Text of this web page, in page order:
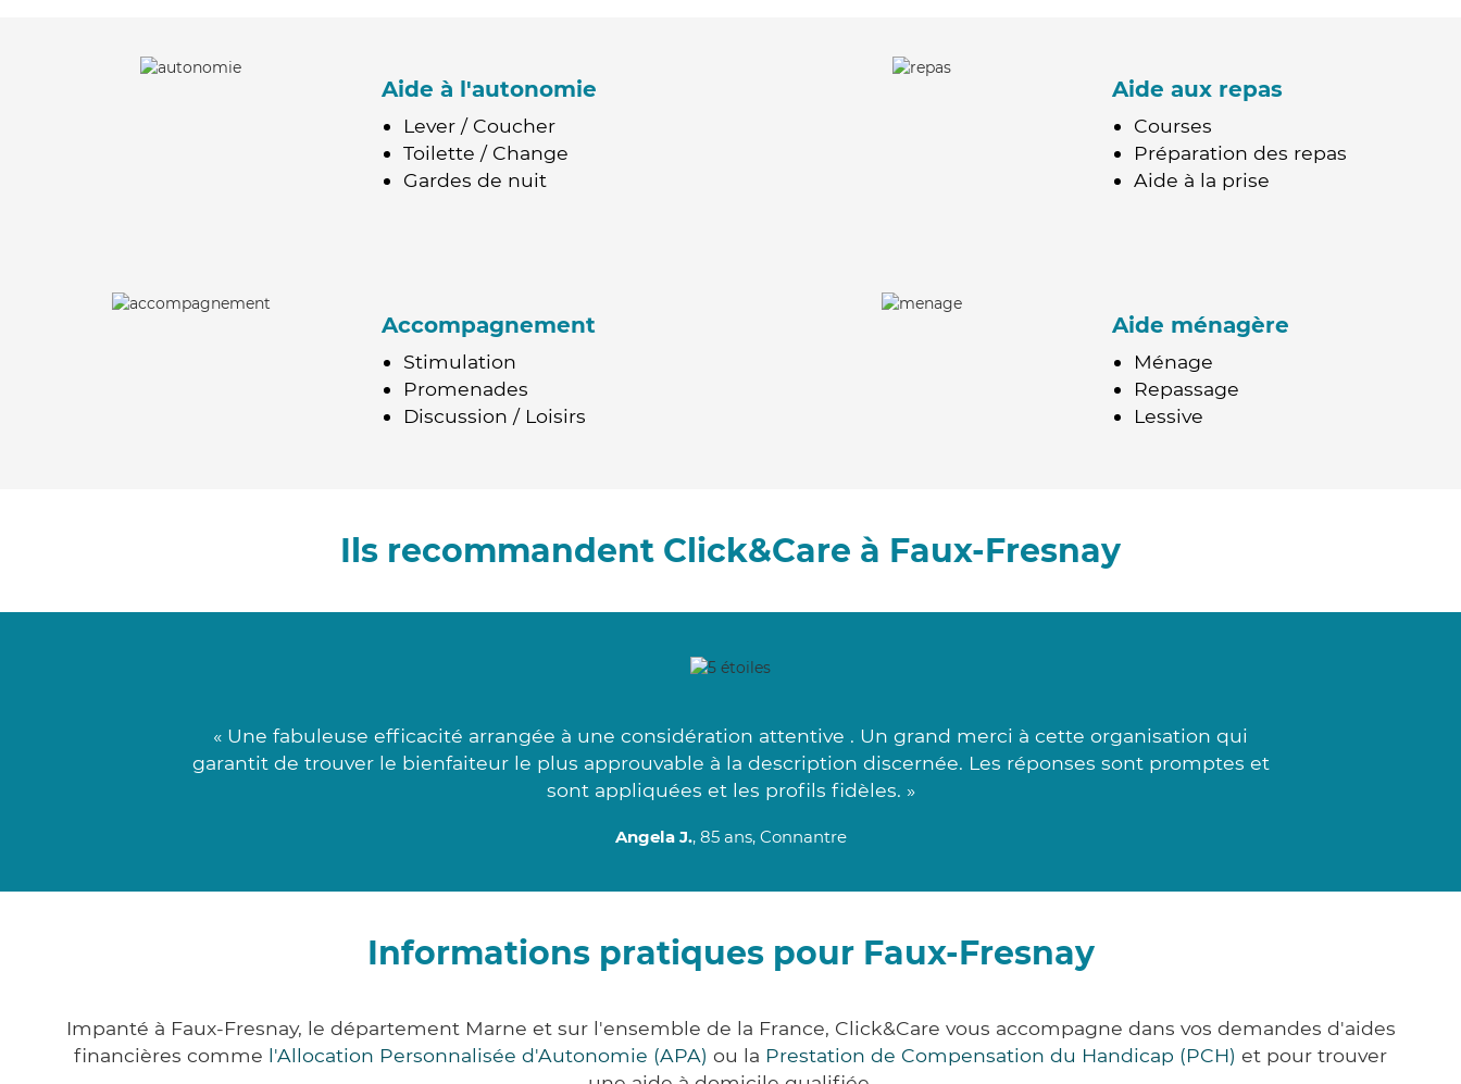
Aide à l'autonomie
Lever / Coucher
Toilette / Change
Gardes de nuit
Aide aux repas
Courses
Préparation des repas
Aide à la prise
Accompagnement
Stimulation
Promenades
Discussion / Loisirs
Aide ménagère
Ménage
Repassage
Lessive
Ils recommandent Click&Care à Faux-Fresnay
« Une fabuleuse efficacité arrangée à une considération attentive . Un grand merci à cette organisation qui
garantit de trouver le bienfaiteur le plus approuvable à la description discernée. Les réponses sont promptes et
sont appliquées et les profils fidèles. »
Angela J., 85 ans, Connantre
Informations pratiques pour Faux-Fresnay
Impanté à Faux-Fresnay, le département Marne et sur l'ensemble de la France, Click&Care vous accompagne dans vos demandes d'aides
financières comme l'Allocation Personnalisée d'Autonomie (APA) ou la Prestation de Compensation du Handicap (PCH) et pour trouver